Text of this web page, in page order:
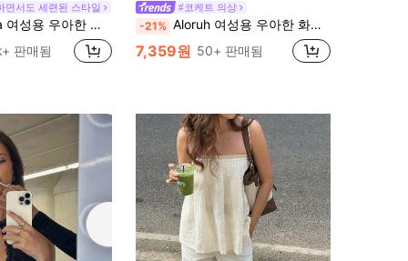
면서도 세련된 스타일
한 솔리드 컬러 레이스 탑, 여름
판매됨
#코케트 의상
-21% Aloruh 여성용 우아한 화이트 레이스 시어 탱크탑,핏팅된 긴 리본 디자인 비대칭 헴 여름 탑 클럽,음악 축제,웨딩, & 파티용
7,359원 50+ 판매됨